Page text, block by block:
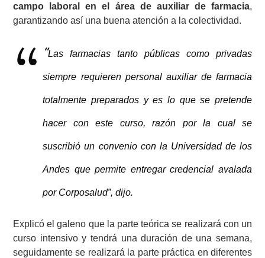
campo laboralen el área de auxiliar de farmacia,
garantizando así una buena atención a la colectividad.
“Las farmacias tanto públicas como privadas
siempre requieren personal auxiliar de farmacia
totalmente preparados y es lo que se pretende
hacer con este curso,razón por la cual se
suscribió un convenio con la Universidad de los
Andes que permite entregar credencial avalada
por Corposalud”, dijo.
Explicó el galeno que la parte teórica se realizará con un
curso intensivo y tendrá una duración de una semana,
seguidamente se realizará la parte práctica en diferentes